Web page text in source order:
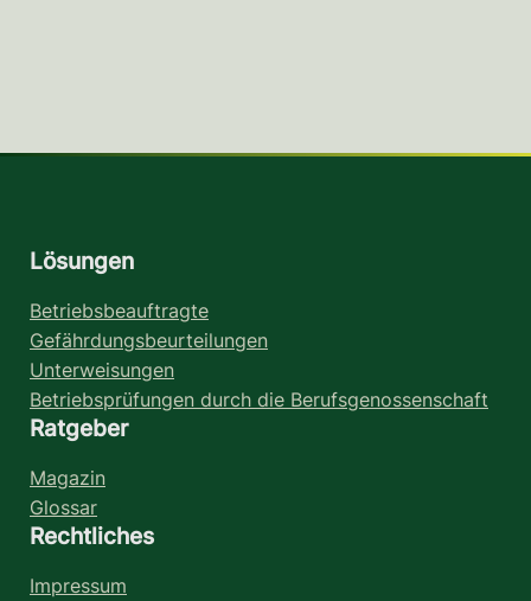
Lösungen
Betriebsbeauftragte
Gefährdungsbeurteilungen
Unterweisungen
Betriebsprüfungen durch die Berufsgenossenschaft
Ratgeber
Magazin
Glossar
Rechtliches
Impressum